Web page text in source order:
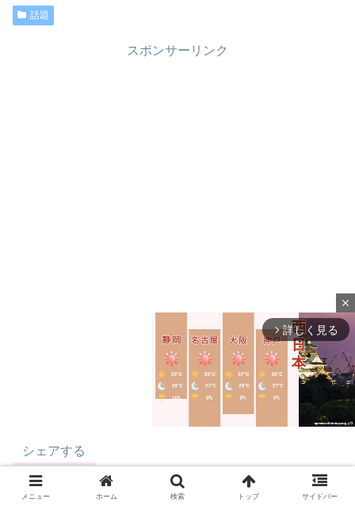
話題
スポンサーリンク
シェアする
Facebook はてブ
メニュー ホーム 検索 トップ サイドバー
close
arrow_forward_ios 詳しく見る